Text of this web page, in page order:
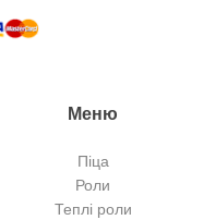
Меню
Піца
Роли
Теплі роли